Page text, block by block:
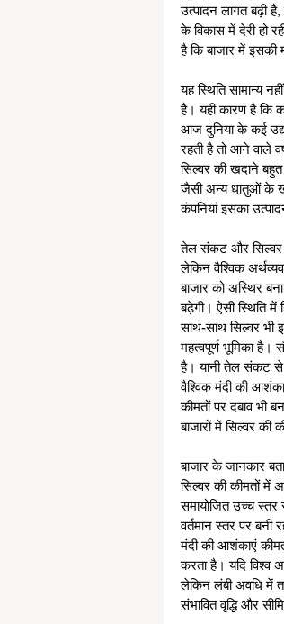
उत्पादन लागत बढ़ी
के विकास में देरी हो
है कि बाजार में इसकी
यह स्थिति सामान्य
है। यही कारण है कि
आज दुनिया के कई
रहती है तो आने वाले
सिल्वर की खदाने
जैसी अन्य धातुओं के
कंपनियां इसका
तेल संकट और सिल्वर
लेकिन वैश्विक
बाजार को अस्थिर
बढ़ेगी। ऐसी स्थिति में
साथ-साथ सिल्वर भी
महत्वपूर्ण भूमिका है।
है। यानी तेल संकट से
वैश्विक मंदी की
कीमतों पर दबाव भी
बाजारों में सिल्वर
बाजार के जानकार
सिल्वर की कीमतों में
समायोजित उच्च स्तर
वर्तमान स्तर पर
मंदी की आशंकाएं
करता है। यदि विश्व
लेकिन लंबी अवधि में
संभावित वृद्धि और